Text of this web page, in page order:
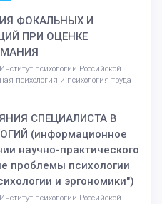
ФОКАЛЬНЫХ И
ПРИ ОЦЕНКЕ
психологии Российской
психология и психология труда
СПЕЦИАЛИСТА В
(информационное
научно-практического
проблемы психологии
и эргономики")
психологии Российской